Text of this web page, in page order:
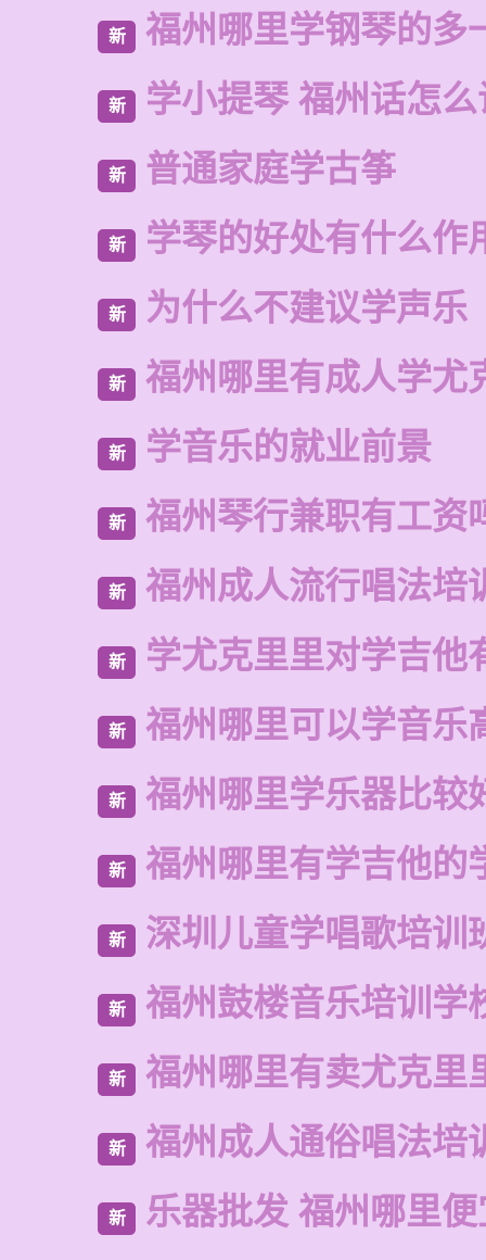
新 福州哪里学钢琴的多
新 学小提琴 福州话怎
新 普通家庭学古筝
新 学琴的好处有什么作
新 为什么不建议学声乐
新 福州哪里有成人学尤
新 学音乐的就业前景
新 福州琴行兼职有工资
新 福州成人流行唱法培
新 学尤克里里对学吉他
新 福州哪里可以学音乐
新 福州哪里学乐器比较
新 福州哪里有学吉他的
新 深圳儿童学唱歌培训
新 福州鼓楼音乐培训学
新 福州哪里有卖尤克里
新 福州成人通俗唱法培
新 乐器批发 福州哪里